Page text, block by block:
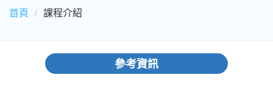
首頁 課程介紹
參考資訊